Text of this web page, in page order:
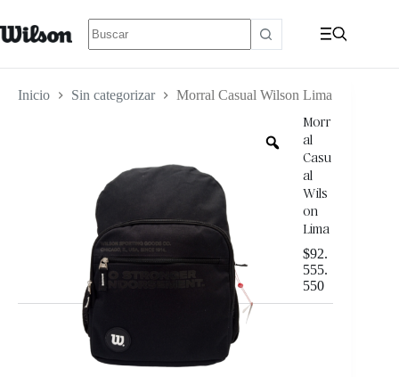
Inicio Sin categorizar Morral Casual Wilson Lima
Morr
al
Casu
al
Wils
on
Lima
$92.
555.
550